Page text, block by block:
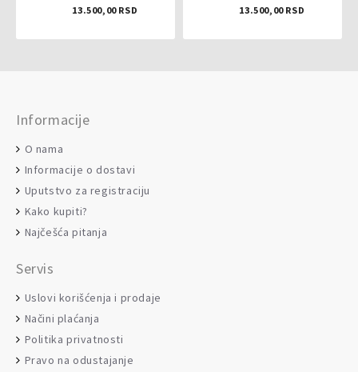
13.500,00 RSD 13.500,00 RSD
Informacije
O nama
Informacije o dostavi
Uputstvo za registraciju
Kako kupiti?
Najčešća pitanja
Servis
Uslovi korišćenja i prodaje
Načini plaćanja
Politika privatnosti
Pravo na odustajanje